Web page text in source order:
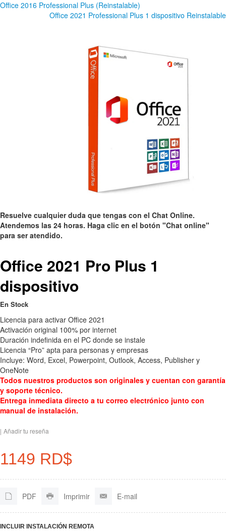
Office 2016 Professional Plus (Reinstalable)
Office 2021 Professional Plus 1 dispositivo Reinstalable
Resuelve cualquier duda que tengas con el Chat Online.
Atendemos las 24 horas. Haga clic en el botón "Chat online"
para ser atendido.
Office 2021 Pro Plus 1
dispositivo
En Stock
Licencia para activar Office 2021
Activación original 100% por internet
Duración indefinida en el PC donde se instale
Licencia “Pro” apta para personas y empresas
Incluye: Word, Excel, Powerpoint, Outlook, Access, Publisher y
OneNote
Todos nuestros productos son originales y cuentan con garantía
y soporte técnico.
Entrega inmediata directo a tu correo electrónico junto con
manual de instalación.
| Añadir tu reseña
1149 RD$
PDF Imprimir E-mail
INCLUIR INSTALACIÓN REMOTA